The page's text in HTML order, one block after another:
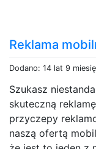
Reklama
Dodano: 14 lat 9
Szukasz
skuteczną
przyczepy
naszą ofertą